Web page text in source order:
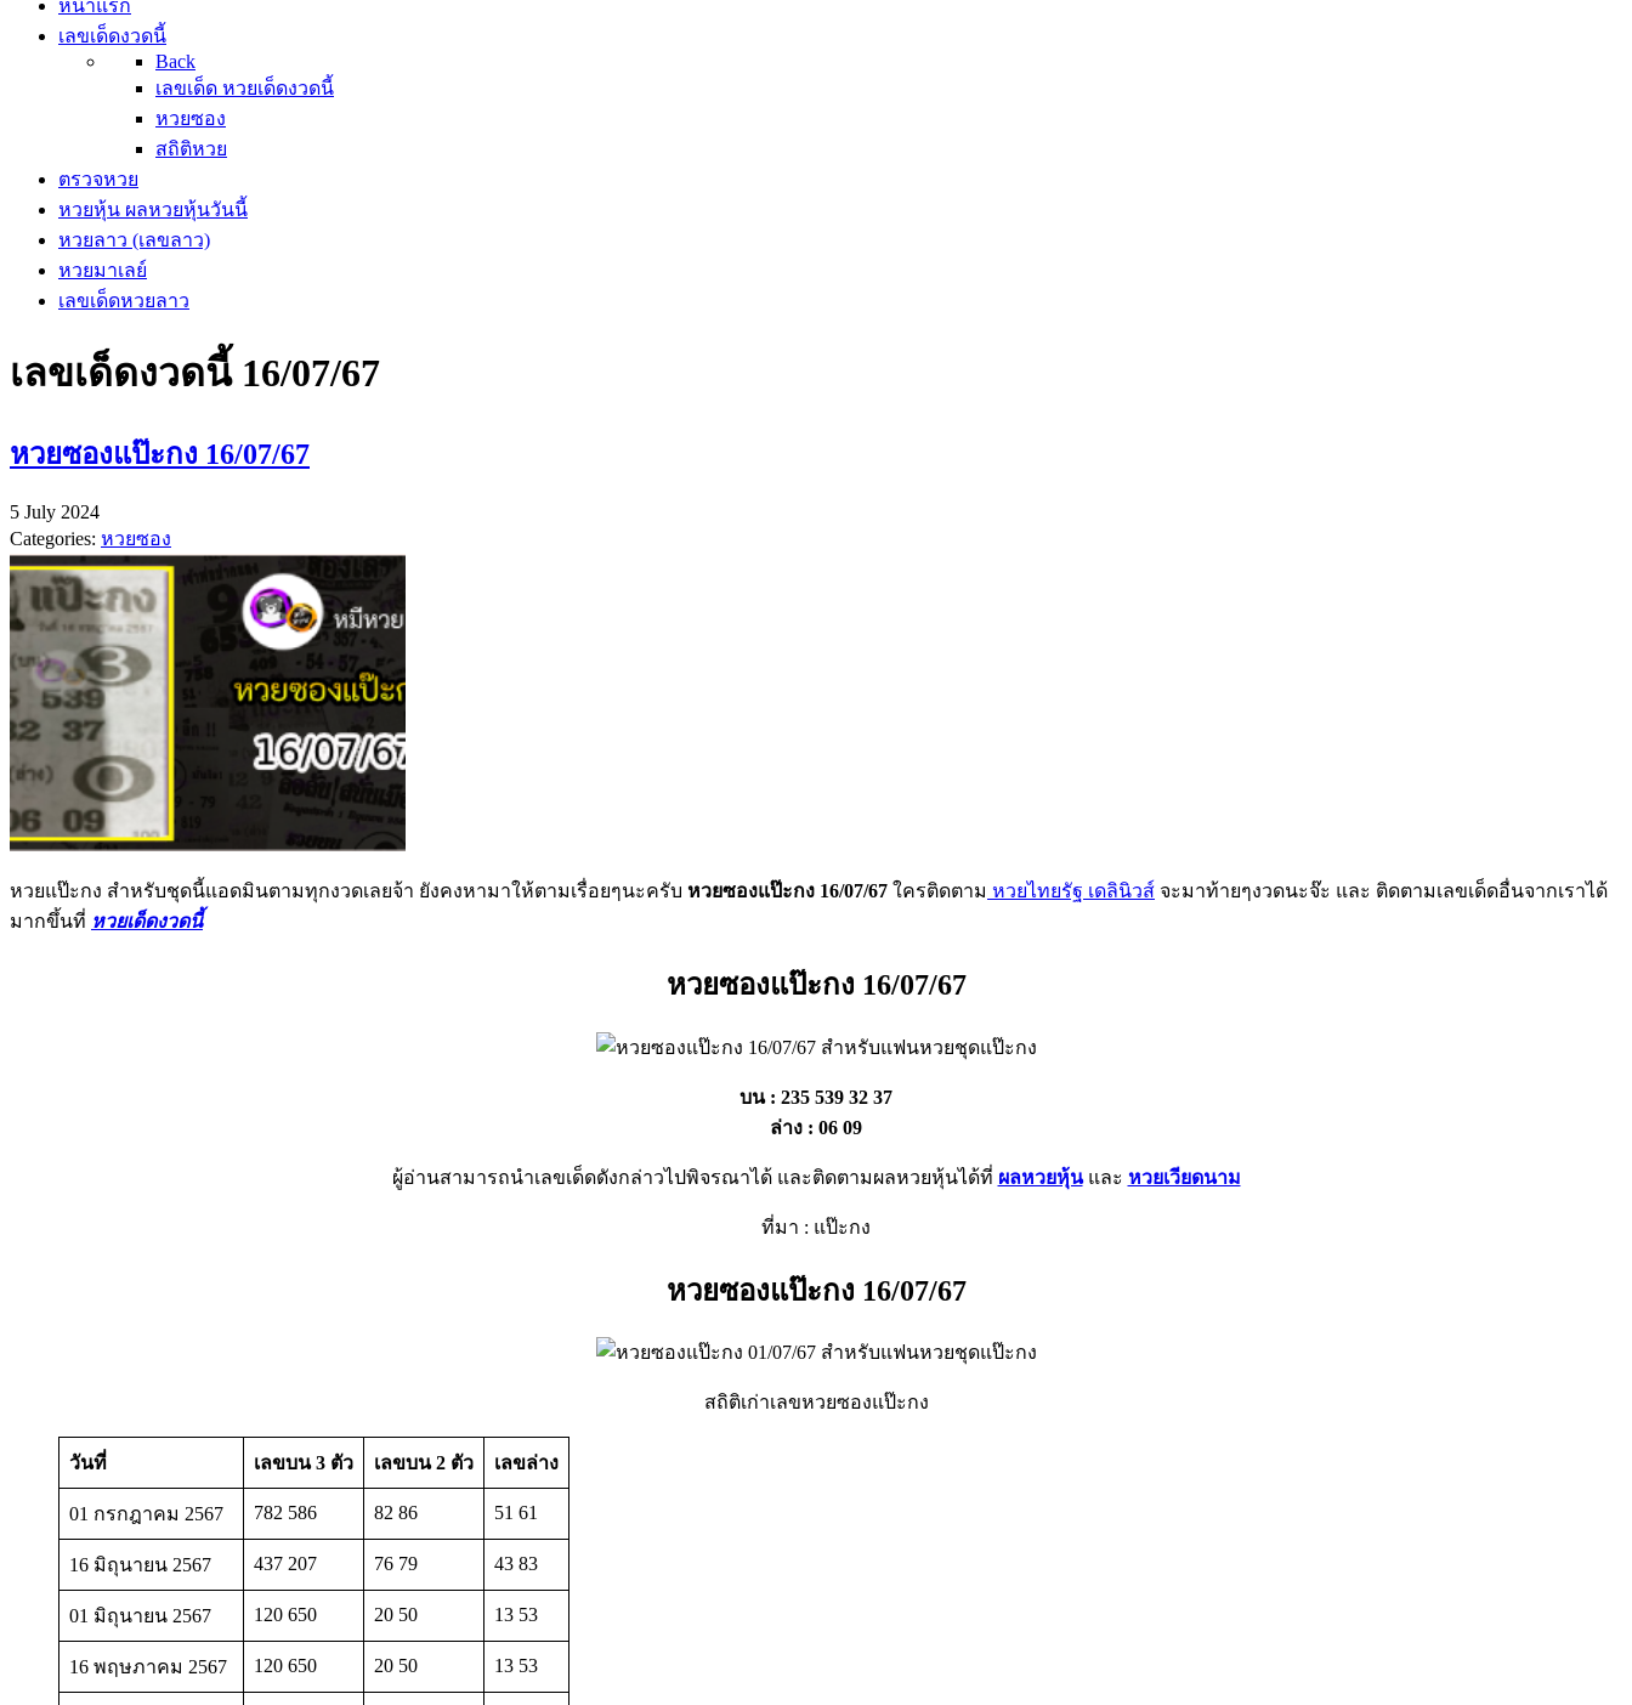
หน้าแรก
เลขเด็ดงวดนี้
Back
เลขเด็ด หวยเด็ดงวดนี้
หวยซอง
สถิติหวย
ตรวจหวย
หวยหุ้น ผลหวยหุ้นวันนี้
หวยลาว (เลขลาว)
หวยมาเลย์
เลขเด็ดหวยลาว
เลขเด็ดงวดนี้ 16/07/67
หวยซองแป๊ะกง 16/07/67
5 July 2024
Categories: หวยซอง
หวยแป๊ะกง สำหรับชุดนี้แอดมินตามทุกงวดเลยจ้า ยังคงหามาให้ตามเรื่อยๆนะครับ หวยซองแป๊ะกง 16/07/67 ใครติดตาม หวยไทยรัฐ เดลินิวส์ จะมาท้ายๆงวดนะจ๊ะ และ ติดตามเลขเด็ดอื่นจากเราได้
มากขึ้นที่ หวยเด็ดงวดนี้
หวยซองแป๊ะกง 16/07/67
บน : 235 539 32 37
ล่าง : 06 09
ผู้อ่านสามารถนำเลขเด็ดดังกล่าวไปพิจรณาได้ และติดตามผลหวยหุ้นได้ที่ ผลหวยหุ้นและ หวยเวียดนาม
ที่มา : แป๊ะกง
หวยซองแป๊ะกง 16/07/67
สถิติเก่าเลขหวยซองแป๊ะกง
วันที่ เลขบน 3 ตัว เลขบน 2 ตัว เลขล่าง
01 กรกฎาคม 2567 782 586 82 86 51 61
16 มิถุนายน 2567 437 207 76 79 43 83
01 มิถุนายน 2567 120 650 20 50 13 53
16 พฤษภาคม 2567 120 650 20 50 13 53